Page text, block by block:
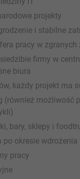
projekty
i stabilne
pracy w zgranych
firmy w
biura
każdy projekt ma
(również możliwość
bary, sklepy i
po okresie wdrożenia
pracy